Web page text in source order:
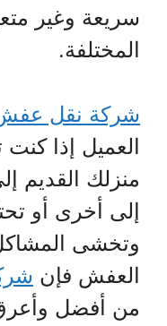
سريعة وغير
المختلفة.
شركة نقل
العميل إذا كنت
منزلك القديم
إلى أخرى أو
وتخشى
العفش فإن
من أفضل